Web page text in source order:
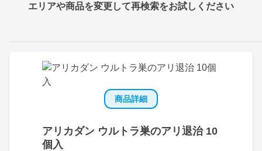
製品検索はこちら
取扱店検索はこちら
商品詳細
アリカダン ウルトラ巣のアリ退治 10
個入
エリアや商品を変更して再検索をお試しください